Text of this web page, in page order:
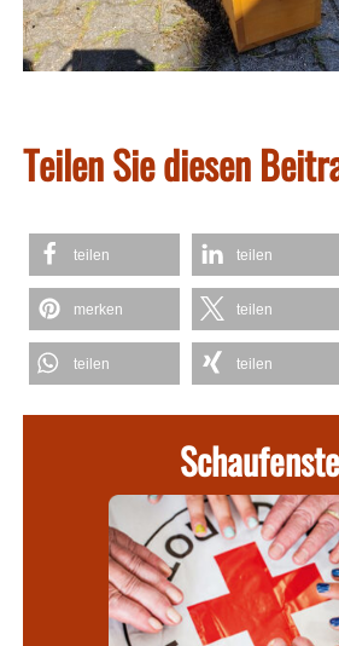
Teilen Sie diesen
teilen teilen
merken teilen
teilen teilen